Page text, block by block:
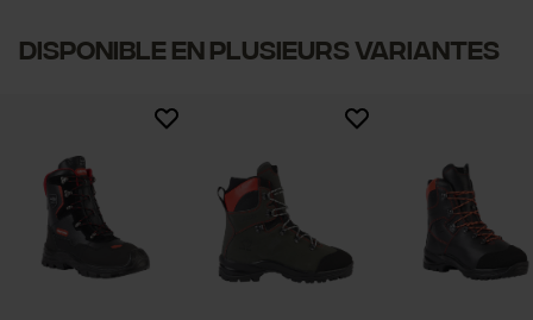
DISPONIBLE EN PLUSIEURS VARIANTES